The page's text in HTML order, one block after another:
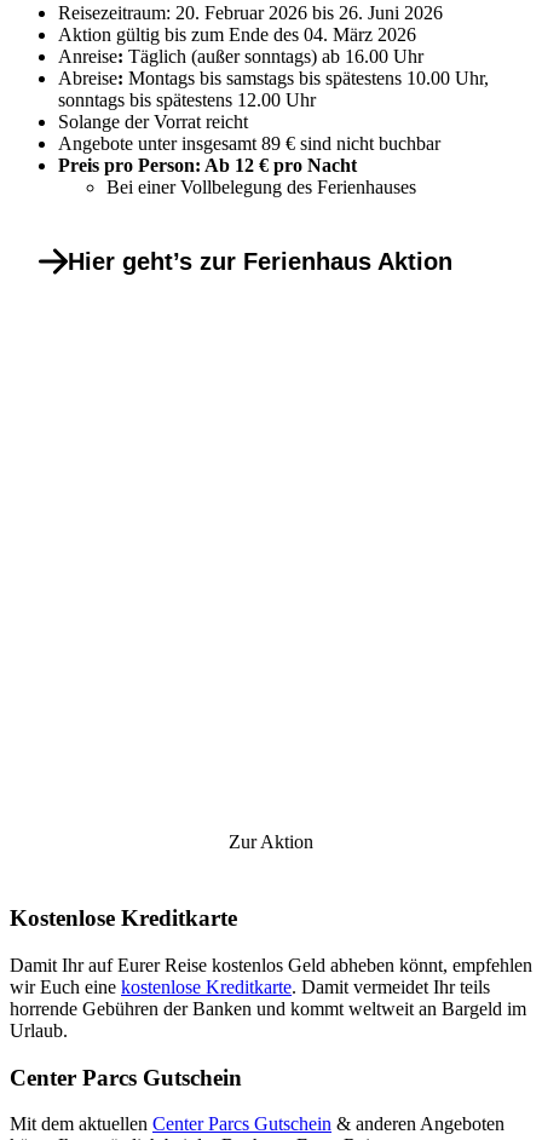
Reisezeitraum: 20. Februar 2026 bis 26. Juni 2026
Aktion gültig bis zum Ende des 04. März 2026
Anreise: Täglich (außer sonntags) ab 16.00 Uhr
Abreise: Montags bis samstags bis spätestens 10.00 Uhr,
sonntags bis spätestens 12.00 Uhr
Solange der Vorrat reicht
Angebote unter insgesamt 89 € sind nicht buchbar
Preis pro Person: Ab 12 € pro Nacht
Bei einer Vollbelegung des Ferienhauses
Hier geht’s zur Ferienhaus Aktion
Zur Aktion
Kostenlose Kreditkarte
Damit Ihr auf Eurer Reise kostenlos Geld abheben könnt, empfehlen
wir Euch eine kostenlose Kreditkarte. Damit vermeidet Ihr teils
horrende Gebühren der Banken und kommt weltweit an Bargeld im
Urlaub.
Center Parcs Gutschein
Mit dem aktuellen Center Parcs Gutschein & anderen Angeboten